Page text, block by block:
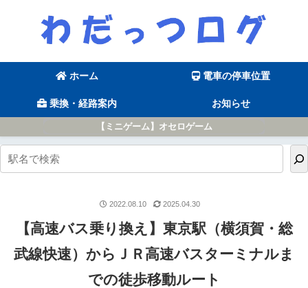
ホーム 電車の停車位置
乗換・経路案内 お知らせ
【ミニゲーム】オセロゲーム
【高速バス乗り換え】東京駅（横須賀・総
武線快速）からＪＲ高速バスターミナルま
での徒歩移動ルート
2022.08.10 2025.04.30